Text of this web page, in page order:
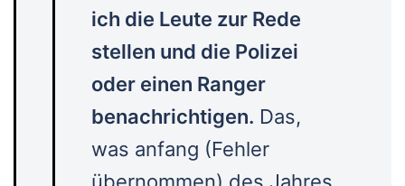
ich die Leute zur Rede
stellen und die Polizei
oder einen Ranger
benachrichtigen. Das,
was anfang (Fehler